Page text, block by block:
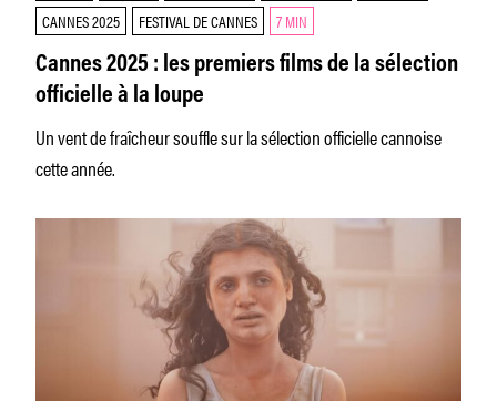
CANNES 2025
FESTIVAL DE CANNES 7 MIN
Cannes 2025 : les premiers films de la sélection
officielle à la loupe
Un vent de fraîcheur souffle sur la sélection officielle cannoise
cette année.